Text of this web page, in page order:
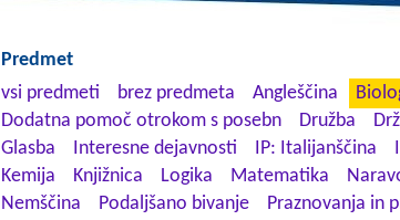
Predmet
vsi predmeti
brez predmeta Angleščina
Dodatna pomoč otrokom s posebn
Družba
Glasba
Interesne dejavnosti IP: Italijanščina
Kemija
Knjižnica Logika Matematika
Nemščina
Podaljšano bivanje Praznovanja in